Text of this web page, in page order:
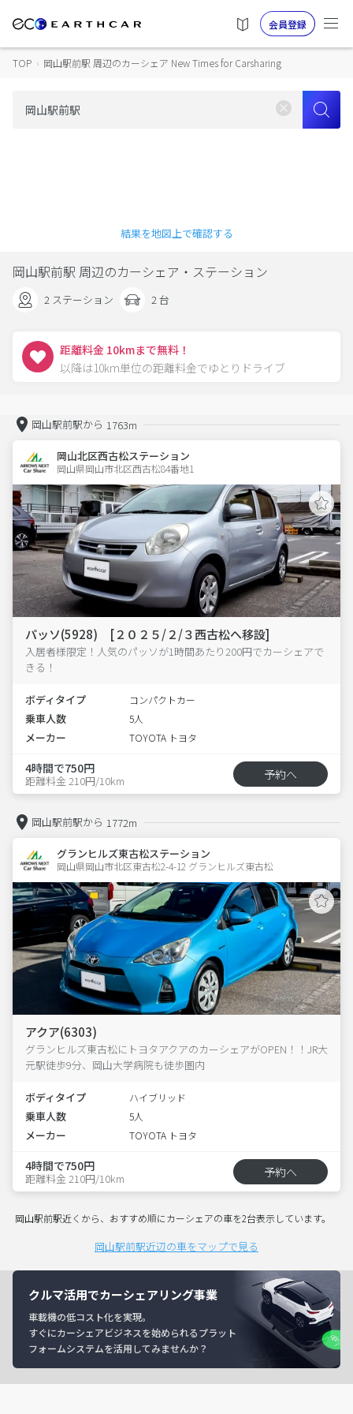
会員登録
TOP › 岡山駅前駅 周辺のカーシェア New Times for Carsharing
結果を地図上で確認する
岡山駅前駅 周辺のカーシェア・ステーション
2 ステーション 2 台
距離料金 10kmまで無料！
以降は10km単位の距離料金でゆとりドライブ
岡山駅前駅から 1763m
岡山北区西古松ステーション
岡山県岡山市北区西古松84番地1
パッソ(5928) [２０２５/２/３西古松へ移設]
入居者様限定！人気のパッソが1時間あたり200円でカーシェアで
きる！
ボディタイプ コンパクトカー
乗車人数 5人
メーカー TOYOTA トヨタ
4時間で750円
距離料金 210円/10km 予約へ
岡山駅前駅から 1772m
グランヒルズ東古松ステーション
岡山県岡山市北区東古松2-4-12 グランヒルズ東古松
アクア(6303)
グランヒルズ東古松にトヨタアクアのカーシェアがOPEN！！JR大
元駅徒歩9分、岡山大学病院も徒歩圏内
ボディタイプ ハイブリッド
乗車人数 5人
メーカー TOYOTA トヨタ
4時間で750円
距離料金 210円/10km 予約へ
岡山駅前駅近くから、おすすめ順にカーシェアの車を2台表示しています。
岡山駅前駅近辺の車をマップで見る
クルマ活用でカーシェアリング事業
車載機の低コスト化を実現。
すぐにカーシェアビジネスを始められるプラット
フォームシステムを活用してみませんか？